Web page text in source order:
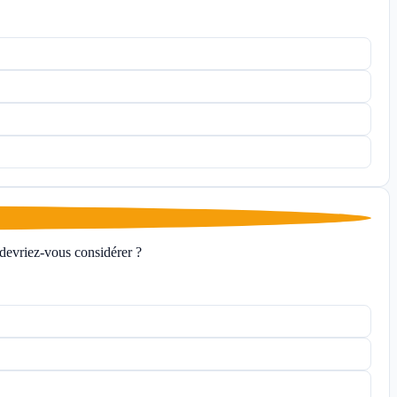
vous considérer ?